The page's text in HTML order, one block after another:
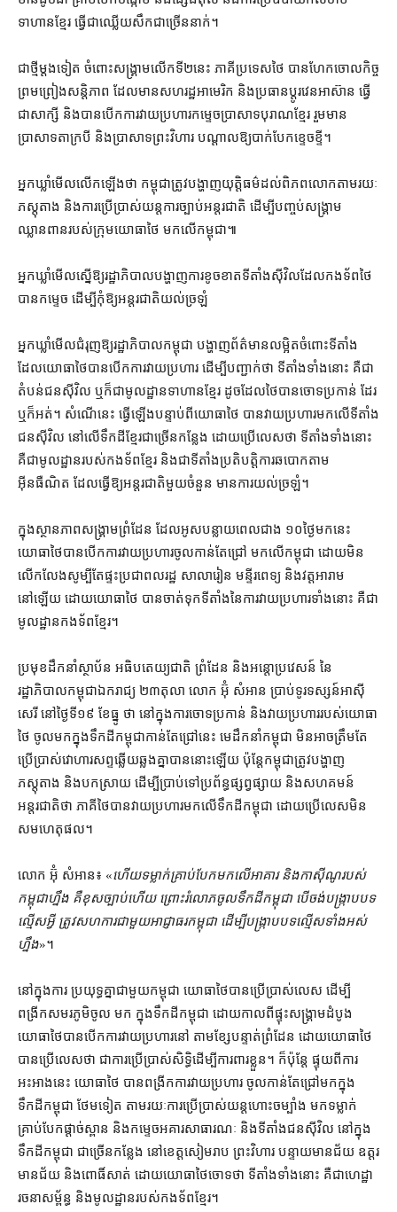
ទាហាន​ខ្មែរ ធ្វើជា​ឈ្លើយសឹក​ជាច្រើន​នាក់។
ជាថ្មី​ម្ដងទៀត ចំពោះ​សង្គ្រាម​លើក​ទី​២​នេះ ភាគី​ប្រទេស​ថៃ បាន​ហែក​ចោល​កិច្ច
ព្រមព្រៀង​សន្តិភាព ដែល​មាន​សហរដ្ឋអាមេរិក និង​ប្រធាន​ប្ដូរ​វេន​អាស៊ាន ធ្វើ
ជា​សាក្សី និង​បាន​បើក​ការវាយប្រហារ​កម្ទេច​ប្រាសាទបុរាណ​ខ្មែរ រួមមាន​
ប្រាសាទ​តា​ក្របី និង​ប្រាសាទព្រះវិហារ បណ្ដាល​ឱ្យ​បាក់បែក​ខ្ទេចខ្ទី។
អ្នកឃ្លាំមើល​លើកឡើង​ថា កម្ពុជា​ត្រូវ​បង្ហាញ​យុត្តិធម៌​ដល់​ពិភពលោក​តាមរយៈ​
ភស្តុតាង និង​ការ​ប្រើប្រាស់​យន្តការ​ច្បាប់​អន្តរជាតិ ដើម្បី​បញ្ចប់​សង្គ្រាម​
ឈ្លានពាន​របស់​ក្រុម​យោធា​ថៃ មក​លើ​កម្ពុជា៕
អ្នកឃ្លាំមើល​ស្នើ​ឱ្យ​រដ្ឋាភិបាល​បង្ហាញ​ការខូចខាត​ទីតាំង​ស៊ីវិល​ដែល​កងទ័ព​ថៃ​
បាន​កម្ទេច ដើម្បី​កុំ​ឱ្យ​អន្តរជាតិ​យល់​ច្រឡំ
អ្នកឃ្លាំមើល​ជំរុញ​ឱ្យ​រដ្ឋាភិបាល​កម្ពុជា បង្ហាញ​ព័ត៌មាន​លម្អិត​ចំពោះ​ទីតាំង​
ដែល​យោធា​ថៃ​បាន​បើក​ការ​វាយប្រហារ ដើម្បី​បញ្ជាក់​ថា ទីតាំង​ទាំងនោះ គឺជា​
តំបន់​ជន​ស៊ីវិល ឬក៏​ជា​មូលដ្ឋាន​ទាហាន​ខ្មែរ ដូចដែល​ថៃ​បាន​ចោទប្រកាន់ ដែរ​
ឬក៏​អត់។ សំណើ​នេះ ធ្វើឡើង​បន្ទាប់​ពី​យោធា​ថៃ បាន​វាយប្រហារ​មក​លើ​ទីតាំង​
ជន​ស៊ីវិល នៅ​លើ​ទឹកដី​ខ្មែរ​ជាច្រើន​កន្លែង ដោយ​ប្រើ​លេស​ថា ទីតាំង​ទាំងនោះ​
គឺជា​មូលដ្ឋាន​របស់​កងទ័ព​ខ្មែរ និង​ជាទី​តាំង​ប្រតិបត្តិការ​ឆបោក​តាម​
អ៊ីនធឺណិត ដែល​ធ្វើ​ឱ្យ​អន្តរជាតិ​មួយ​ចំនួន មាន​ការ​យល់​ច្រឡំ។
ក្នុង​ស្ថានភាព​សង្គ្រាម​ព្រំដែន ដែល​អូស​បន្លាយពេល​ជាង ១០​ថ្ងៃ​មកនេះ
យោធា​ថៃ​បាន​បើក​ការ​វាយប្រហារ​ចូលកាន់​តែ​ជ្រៅ មក​លើ​កម្ពុជា ដោយ​មិន​
លើកលែង​សូម្បីតែ​ផ្ទះ​ប្រជាពលរដ្ឋ សាលារៀន មន្ទីរពេទ្យ និង​វត្ត​អារាម​
នៅឡើយ ដោយ​យោធា​ថៃ បាន​ចាត់​ទុក​ទីតាំង​នៃ​ការ​វាយប្រហារ​ទាំងនោះ គឺជា​
មូលដ្ឋាន​កងទ័ព​ខ្មែរ។
ប្រមុខ​ដឹកនាំ​ស្ថាប័ន អធិបតេយ្យ​ជាតិ ព្រំដែន និង​អន្តោប្រវេសន៍ នៃ​
រដ្ឋាភិបាល​កម្ពុជា​ឯករាជ្យ ២៣​តុលា លោក អ៊ុំ សំអាន ប្រាប់​ទូរទស្សន៍​អាស៊ី
សេរី នៅ​ថ្ងៃទី​១៩ ខែធ្នូ ថា នៅក្នុង​ការចោទប្រកាន់ និង​វាយប្រហារ​របស់​យោធា​
ថៃ ចូល​មក​ក្នុង​ទឹកដី​កម្ពុជា​កាន់តែ​ជ្រៅ​នេះ មេដឹកនាំ​កម្ពុជា មិនអាច​ត្រឹមតែ​
ប្រើប្រាស់​វោហារ​សព្ទ​ឆ្លើយឆ្លង​គ្នា​បាន​នោះ​ឡើយ ប៉ុន្តែ​កម្ពុជា​ត្រូវ​បង្ហាញ​
ភស្តុតាង និង​បកស្រាយ ដើម្បី​ប្រាប់​ទៅ​ប្រព័ន្ធ​ផ្សព្វផ្សាយ និង​សហគមន៍​
អន្តរជាតិ​ថា ភាគី​ថៃ​បាន​វាយប្រហារ​មក​លើ​ទឹកដី​កម្ពុជា ដោយ​ប្រើ​លេស​មិន​
សម​ហេតុផល។
លោក អ៊ុំ សំអាន៖ «ហើយ​ទម្លាក់​គ្រាប់បែក​មក​លើ​អាគារ និង​កាស៊ីណូ​របស់​
កម្ពុជា​ហ្នឹង គឺ​ខុសច្បាប់​ហើយ ព្រោះ​រំលោភ​ចូល​ទឹកដី​កម្ពុជា បើ​ចង់​បង្ក្រាប​បទ
ល្មើស​អ្វី ត្រូវ​សហការ​ជាមួយ​អាជ្ញាធរ​កម្ពុជា ដើម្បី​បង្ក្រាប​បទល្មើស​ទាំងអស់​
ហ្នឹង»។
នៅក្នុង​ការ ប្រយុទ្ធ​គ្នា​ជាមួយ​កម្ពុជា យោធា​ថៃ​បាន​ប្រើប្រាស់​លេស ដើម្បី​
ពង្រីក​សមរភូមិ​ចូល មក ក្នុង​ទឹកដី​កម្ពុជា ដោយ​កាលពី​ផ្ទុះ​សង្គ្រាម​ដំបូង
យោធា​ថៃ​បាន​បើក​ការវាយប្រហារ​នៅ តាម​ខ្សែបន្ទាត់​ព្រំដែន ដោយ​យោធា​ថៃ​
បាន​ប្រើ​លេស​ថា ជា​ការ​ប្រើប្រាស់​សិទ្ធិ​ដើម្បី​ការពារ​ខ្លួន​។ ក៏ប៉ុន្តែ ផ្ទុយ​ពី​ការ​
អះអាង​នេះ យោធា​ថៃ បាន​ពង្រីក​ការវាយប្រហារ ចូល​កាន់តែ​ជ្រៅ​មក​ក្នុង​
ទឹកដី​កម្ពុជា ថែម​ទៀត តាមរយៈ​ការប្រើប្រាស់​យន្តហោះ​ចម្បាំង មក​ទម្លាក់​
គ្រាប់បែក​ផ្ដាច់​ស្ពាន និង​កម្ទេច​អគារ​សាធារណៈ និង​ទីតាំង​ជន​ស៊ីវិល នៅ​ក្នុង​
ទឹកដី​កម្ពុជា ជាច្រើន​កន្លែង នៅ​ខេត្ត​សៀមរាប ព្រះវិហារ បន្ទាយមានជ័យ ឧត្តរ
មានជ័យ និង​ពោធិ៍សាត់ ដោយ​យោធា​ថៃ​ចោទ​ថា ទីតាំង​ទាំង​នោះ គឺជា​ហេដ្ឋា
រចនាសម្ព័ន្ធ និង​មូលដ្ឋាន​របស់​កងទ័ព​ខ្មែរ។